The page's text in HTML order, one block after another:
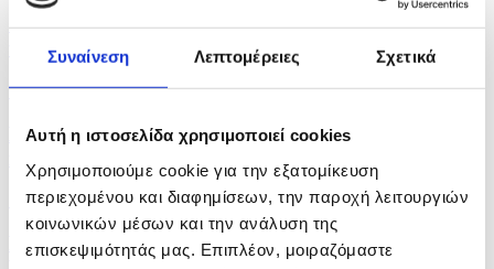
Συναίνεση Λεπτομέρειες Σχετικά
Αυτή η ιστοσελίδα χρησιμοποιεί cookies
Χρησιμοποιούμε cookie για την εξατομίκευση
περιεχομένου και διαφημίσεων, την παροχή λειτουργιών
κοινωνικών μέσων και την ανάλυση της
επισκεψιμότητάς μας. Επιπλέον, μοιραζόμαστε
Cyprus Department of Meteorology - Forecast for
the...
10 hours ago
Meridiam’s entry into GSI marks a strategic
11 hours ago
FIBA Europe congratulates Cyprus on U18